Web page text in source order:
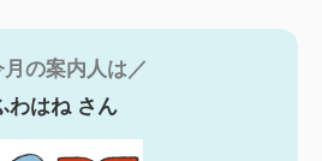
月の案内人は／
わはね さん